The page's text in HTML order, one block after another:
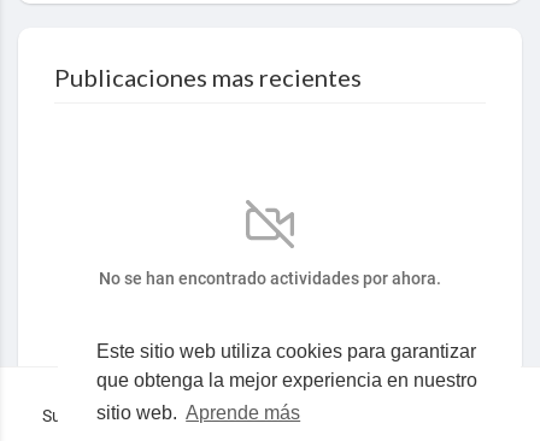
Este sitio web utiliza cookies para garantizar
que obtenga la mejor experiencia en nuestro
sitio web. Aprende más
Publicaciones mas recientes
No se han encontrado actividades por ahora.
Superocho la plataforma consciente en español © 2019-2023